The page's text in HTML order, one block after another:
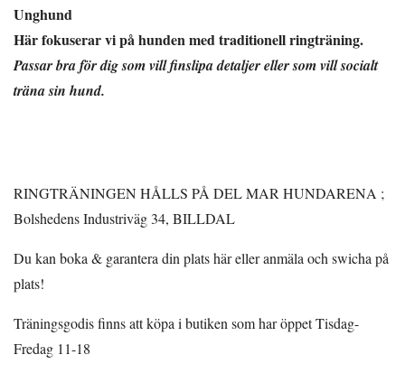
Unghund
Här fokuserar vi på hunden med traditionell ringträning.
Passar bra för dig som vill finslipa detaljer eller som vill socialt
träna sin hund.
RINGTRÄNINGEN HÅLLS PÅ DEL MAR HUNDARENA ;
Bolshedens Industriväg 34, BILLDAL
Du kan boka & garantera din plats här eller anmäla och swicha på
plats!
Träningsgodis finns att köpa i butiken som har öppet Tisdag-
Fredag 11-18